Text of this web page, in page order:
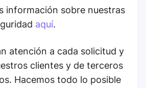
información sobre nuestras
aquí.
atención a cada solicitud y
clientes y de terceros
Hacemos todo lo posible